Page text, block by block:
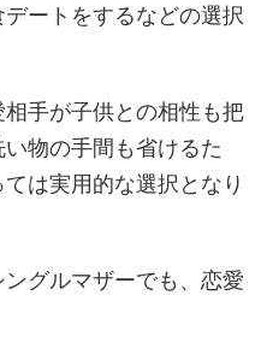
ートをするなどの選択
手が子供との相性も把
物の手間も省けるた
は実用的な選択となり
グルマザーでも、恋愛